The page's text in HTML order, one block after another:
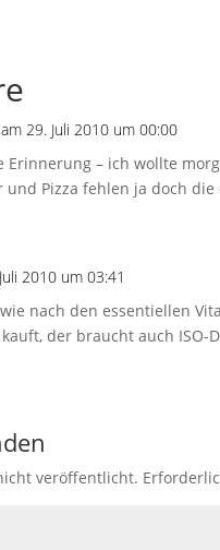
am 29. Juli 2010 um 00:00
Erinnerung – ich wollte
und Pizza fehlen ja doch
2010 um 03:41
nach den essentiellen
kauft, der braucht auch
veröffentlicht.